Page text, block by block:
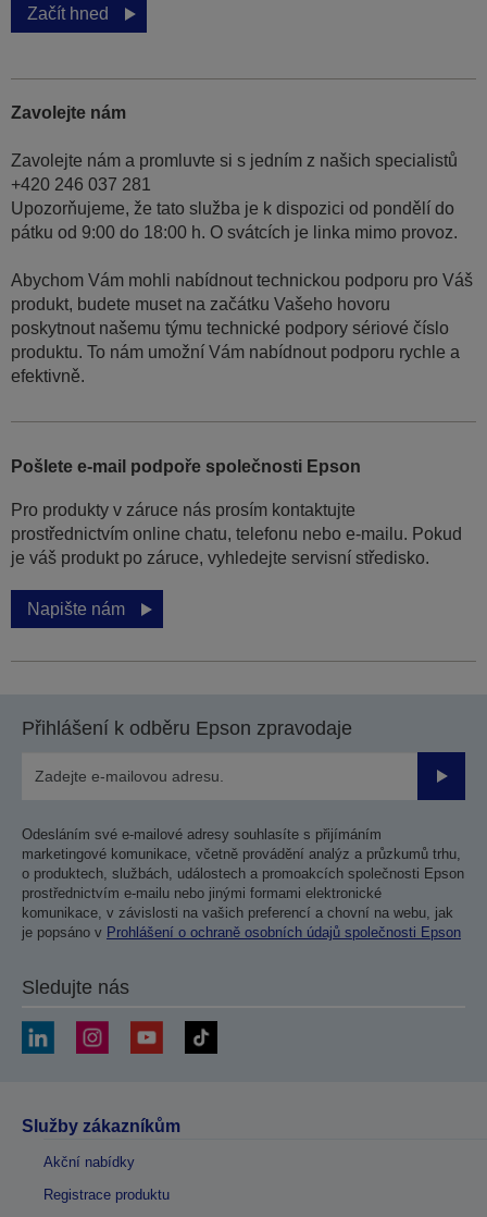
Začít hned
Zavolejte nám
Zavolejte nám a promluvte si s jedním z našich specialistů
+420 246 037 281
Upozorňujeme, že tato služba je k dispozici od pondělí do
pátku od 9:00 do 18:00 h. O svátcích je linka mimo provoz.
Abychom Vám mohli nabídnout technickou podporu pro Váš
produkt, budete muset na začátku Vašeho hovoru
poskytnout našemu týmu technické podpory sériové číslo
produktu. To nám umožní Vám nabídnout podporu rychle a
efektivně.
Pošlete e-mail podpoře společnosti Epson
Pro produkty v záruce nás prosím kontaktujte
prostřednictvím online chatu, telefonu nebo e-mailu. Pokud
je váš produkt po záruce, vyhledejte servisní středisko.
Napište nám
Přihlášení k odběru Epson zpravodaje
Odesláním své e-mailové adresy souhlasíte s přijímáním
marketingové komunikace, včetně provádění analýz a průzkumů trhu,
o produktech, službách, událostech a promoakcích společnosti Epson
prostřednictvím e-mailu nebo jinými formami elektronické
komunikace, v závislosti na vašich preferencí a chovní na webu, jak
je popsáno v Prohlášení o ochraně osobních údajů společnosti Epson
Sledujte nás
Služby zákazníkům
Akční nabídky
Registrace produktu